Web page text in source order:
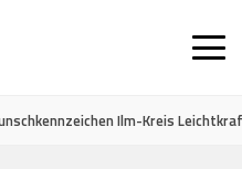
Ilm-Kreis